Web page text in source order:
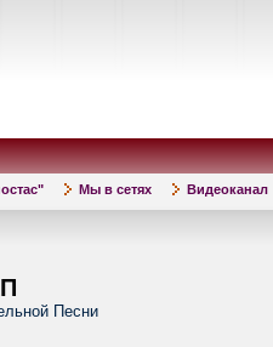
Мы в сетях Видеоканал
Песни